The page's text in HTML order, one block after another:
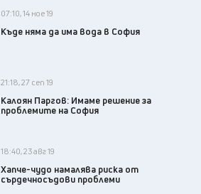
07:10, 14 ное 19
Къде няма да има вода в София
21:18, 27 сеп 19
Калоян Паргов: Имаме решение за
проблемите на София
18:40, 23 авг 19
Хапче-чудо намалява риска от
сърдечносъдови проблеми